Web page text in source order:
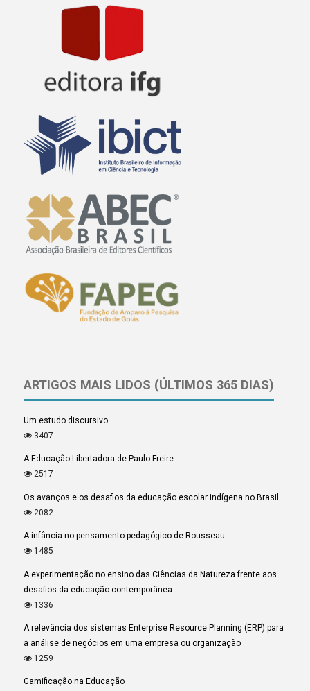
ARTIGOS MAIS LIDOS (ÚLTIMOS 365 DIAS)
Um estudo discursivo
3407
A Educação Libertadora de Paulo Freire
2517
Os avanços e os desafios da educação escolar indígena no Brasil
2082
A infância no pensamento pedagógico de Rousseau
1485
A experimentação no ensino das Ciências da Natureza frente aos
desafios da educação contemporânea
1336
A relevância dos sistemas Enterprise Resource Planning (ERP) para
a análise de negócios em uma empresa ou organização
1259
Gamificação na Educação